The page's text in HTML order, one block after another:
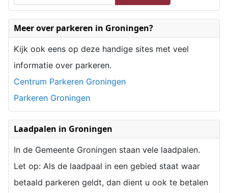
Type 2 or more characters for results.
Meer over parkeren in Groningen?
Kijk ook eens op deze handige sites met veel
informatie over parkeren.
Centrum Parkeren Groningen
Parkeren Groningen
Laadpalen in Groningen
In de Gemeente Groningen staan vele laadpalen.
Let op: Als de laadpaal in een gebied staat waar
betaald parkeren geldt, dan dient u ook te betalen